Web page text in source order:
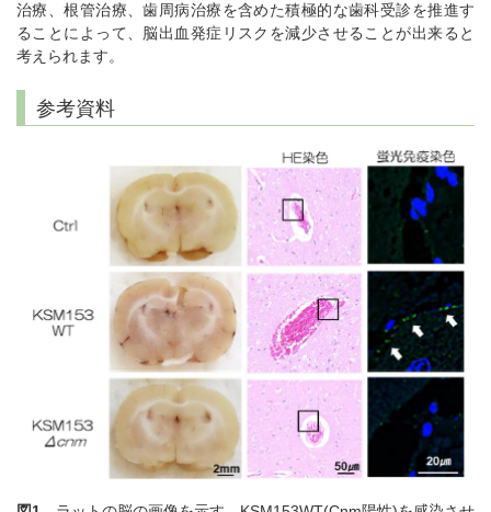
治療、根管治療、歯周病治療を含めた積極的な歯科受診を推進す
ることによって、脳出血発症リスクを減少させることが出来ると
考えられます。
参考資料